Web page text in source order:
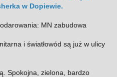
w Dopiewie.
MN zabudowa
i światłowód są już w ulicy
Spokojna, zielona, bardzo